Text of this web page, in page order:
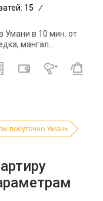
15
/
Умани в 10 мин. от
мангал...
посуточно Умань